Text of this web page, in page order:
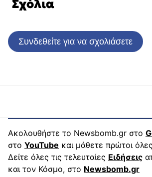
Σχόλια
Συνδεθείτε για να σχολιάσετε
Ακολουθήστε το Newsbomb.gr στο
στο YouTube και μάθετε πρώτοι όλες
Δείτε όλες τις τελευταίες Ειδήσεις
και τον Κόσμο, στο Newsbomb.gr